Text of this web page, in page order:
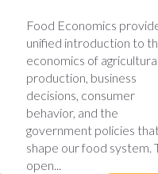
Food Economics
unified introduction to
economics of agricultural
production, business
decisions, consumer
behavior, and the
government policies
shape our food system.
open...